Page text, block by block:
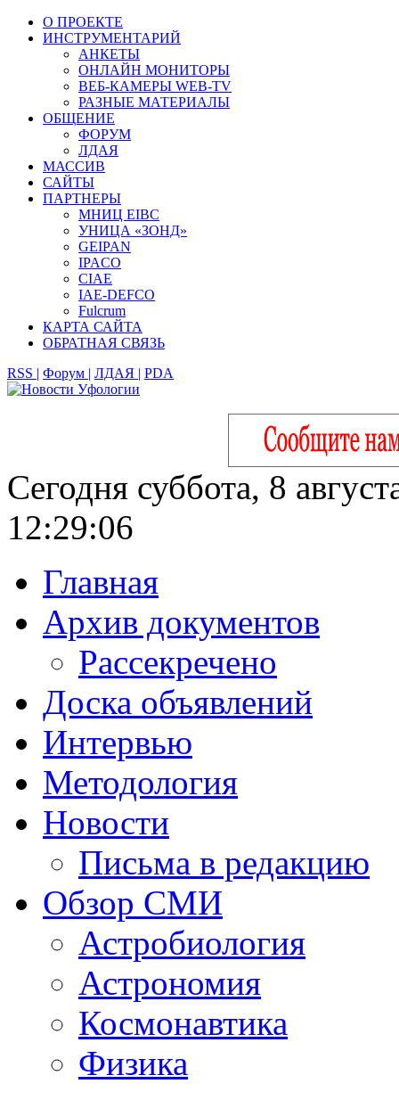
О ПРОЕКТЕ
ИНСТРУМЕНТАРИЙ
АНКЕТЫ
ОНЛАЙН МОНИТОРЫ
ВЕБ-КАМЕРЫ WEB-TV
РАЗНЫЕ МАТЕРИАЛЫ
ОБЩЕНИЕ
ФОРУМ
ЛДАЯ
МАССИВ
САЙТЫ
ПАРТНЕРЫ
МНИЦ EIBC
УНИЦА «ЗОНД»
GEIPAN
IPACO
CIAE
IAE-DEFCO
Fulcrum
КАРТА САЙТА
ОБРАТНАЯ СВЯЗЬ
RSS | Форум | ЛДАЯ | PDA
Сегодня суббота, 8
12:29:07
Главная
Архив документов
Рассекречено
Доска объявлений
Интервью
Методология
Новости
Письма в редакцию
Обзор СМИ
Астробиология
Астрономия
Космонавтика
Физика